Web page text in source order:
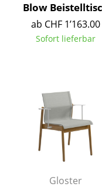
Licht
Hängeleuchten
Stehleuchten &
Bodenleuchten
Wandleuchten
Outdoor-Leuchten
Blow
ab CHF 1’163.00
Sofort lieferbar
Gloster